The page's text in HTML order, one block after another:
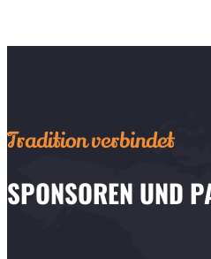
Tradition verbindet
SPONSOREN UND